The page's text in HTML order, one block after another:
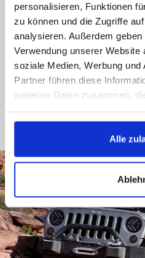
personalisieren, Funktionen
zu können und die Zugriffe
analysieren. Außerdem
Verwendung unserer Website
soziale Medien, Werbung
Partner führen diese
weiteren Daten zusammen,
gesammelt haben.
Alle
info@rbs-